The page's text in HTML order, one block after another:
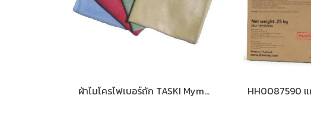
ผ้าไมโครไฟเบอร์ถัก TASKI Mymicro